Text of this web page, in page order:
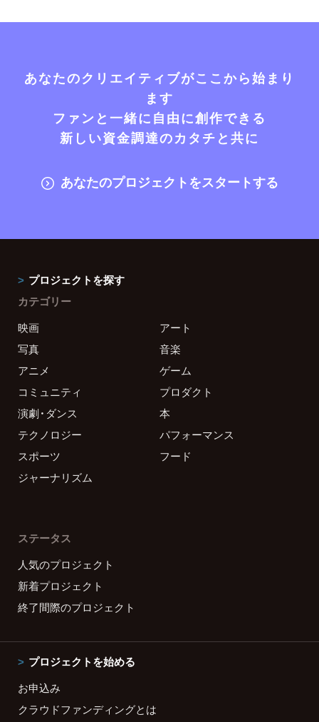
あなたのクリエイティブがここから始まり
ます
ファンと一緒に自由に創作できる
新しい資金調達のカタチと共に
あなたのプロジェクトをスタートする
プロジェクトを探す
カテゴリー
映画
アート
写真
音楽
アニメ
ゲーム
コミュニティ
プロダクト
演劇・ダンス
本
テクノロジー
パフォーマンス
スポーツ
フード
ジャーナリズム
ステータス
人気のプロジェクト
新着プロジェクト
終了間際のプロジェクト
プロジェクトを始める
お申込み
クラウドファンディングとは